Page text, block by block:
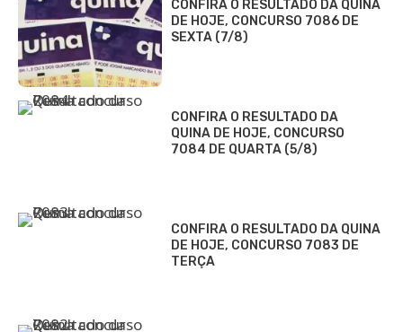
CONFIRA O RESULTADO DA QUINA
DE HOJE, CONCURSO 7086 DE
SEXTA (7/8)
CONFIRA O RESULTADO DA
QUINA DE HOJE, CONCURSO
7084 DE QUARTA (5/8)
CONFIRA O RESULTADO DA QUINA
DE HOJE, CONCURSO 7083 DE
TERÇA